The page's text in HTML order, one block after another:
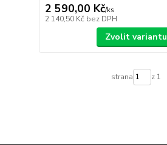
2 590,00 Kč/ks
2 140,50 Kč bez DPH
Zvolit variantu
strana z 1